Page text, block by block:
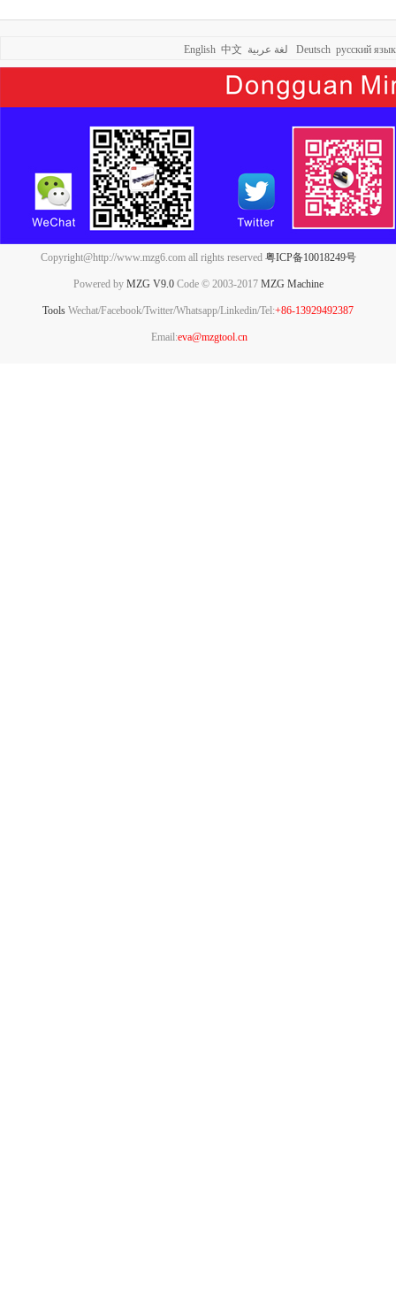
English 中文 Deutsch русский язык
Copyright@http://www.mzg6.com all rights reserved 粤ICP备10018249号
Powered by MZG V9.0Code © 2003-2017 MZG Machine
Tools Wechat/Facebook/Twitter/Whatsapp/Linkedin/Tel:+86-13929492387
Email:eva@mzgtool.cn